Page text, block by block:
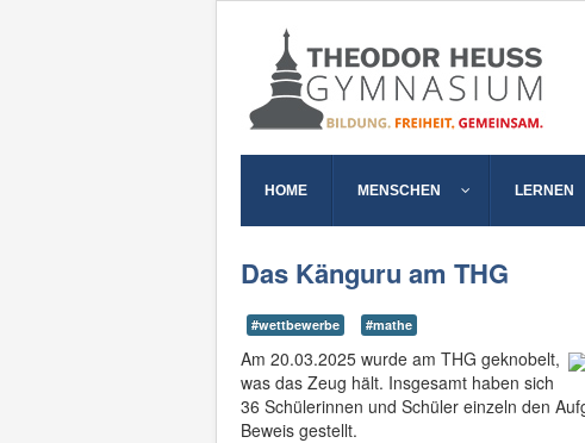
HOME MENSCHEN LERNEN
Das Känguru am THG
#wettbewerbe #mathe
Am 20.03.2025 wurde am THG geknobelt,
was das Zeug hält. Insgesamt haben sich
36 Schülerinnen und Schüler einzeln den
Beweis gestellt.